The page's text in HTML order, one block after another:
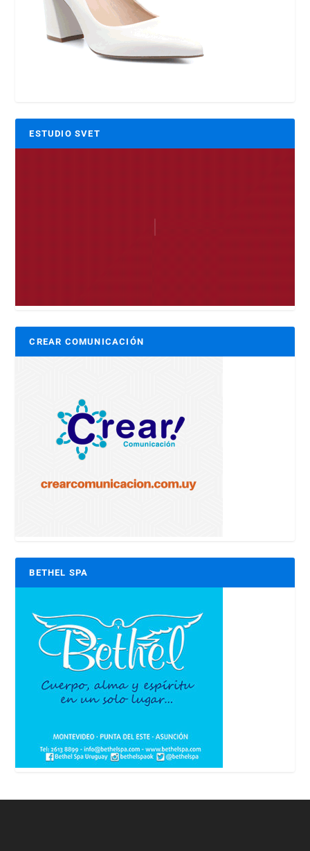
ESTUDIO SVET
CREAR COMUNICACIÓN
BETHEL SPA